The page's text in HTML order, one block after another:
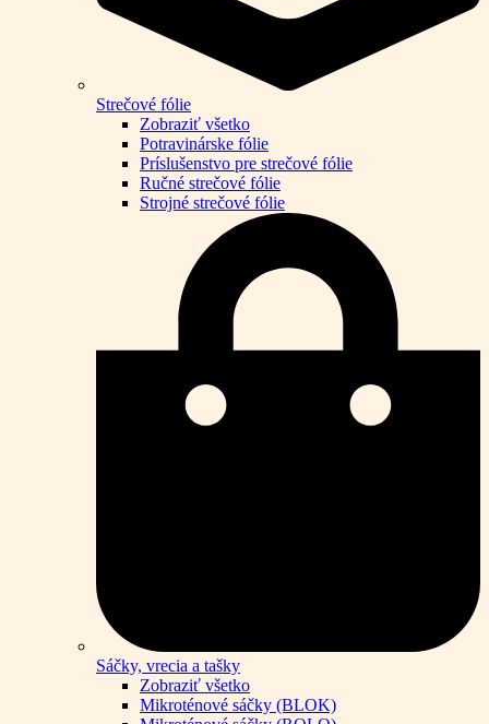
Strečové fólie
Zobraziť všetko
Potravinárske fólie
Príslušenstvo pre strečové fólie
Ručné strečové fólie
Strojné strečové fólie
Sáčky, vrecia a tašky
Zobraziť všetko
Mikroténové sáčky (BLOK)